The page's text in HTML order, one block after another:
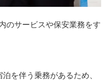
のサービスや保安業務をす
を伴う乗務があるため、